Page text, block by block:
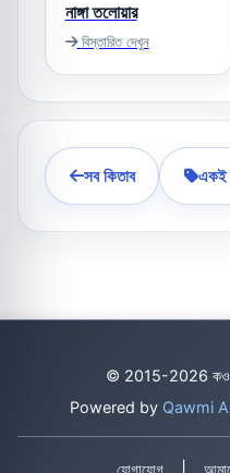
নাঙ্গা তলোয়ার
বিস্তারিত দেখুন
সব কিতাব একই
© 2015-2026 কওমী
Powered by Qawmi